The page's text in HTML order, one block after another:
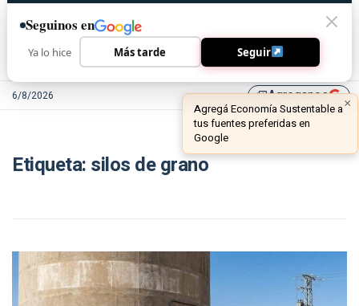
6/8/2026 library_addAgreganos ×
Agregá Economía Sustentable a
tus fuentes preferidas en
Google
Etiqueta: silos de grano
Seguinos en
Ya lo hice Más tarde Seguir